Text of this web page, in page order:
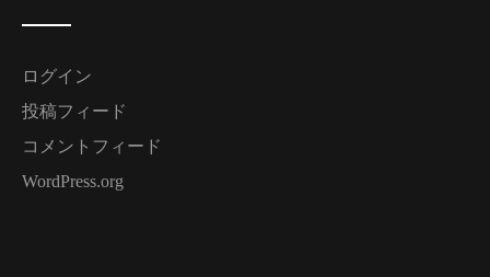
ログイン
投稿フィード
コメントフィード
WordPress.org